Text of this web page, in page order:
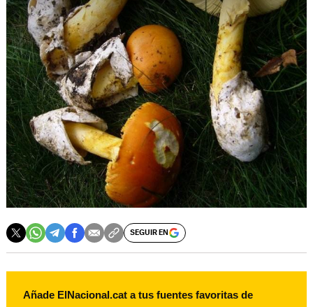
SEGUIR EN
Añade ElNacional.cat a tus fuentes favoritas de